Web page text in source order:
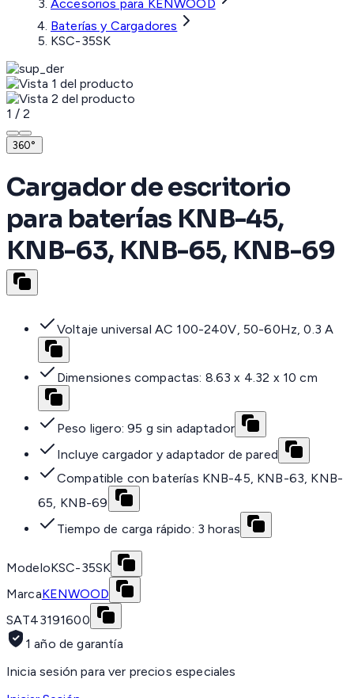
Accesorios para KENWOOD
Baterías y Cargadores
KSC-35SK
1 / 2
360°
Cargador de escritorio
para baterías KNB-45,
KNB-63, KNB-65, KNB-69
Voltaje universal AC 100-240V, 50-60Hz, 0.3 A
Dimensiones compactas: 8.63 x 4.32 x 10 cm
Peso ligero: 95 g sin adaptador
Incluye cargador y adaptador de pared
Compatible con baterías KNB-45, KNB-63, KNB-
65, KNB-69
Tiempo de carga rápido: 3 horas
ModeloKSC-35SK
MarcaKENWOOD
SAT43191600
1 año de garantía
Inicia sesión para ver precios especiales